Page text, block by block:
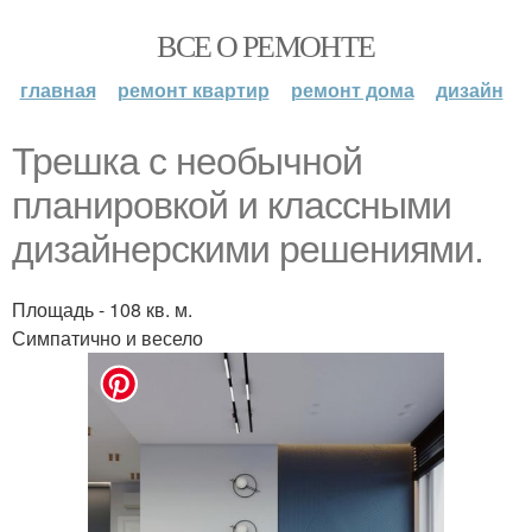
ВСЕ О РЕМОНТЕ
главная ремонт квартир ремонт дома дизайн
Трешка с необычной
планировкой и классными
дизайнерскими решениями.
Площадь - 108 кв. м.
Симпатично и весело